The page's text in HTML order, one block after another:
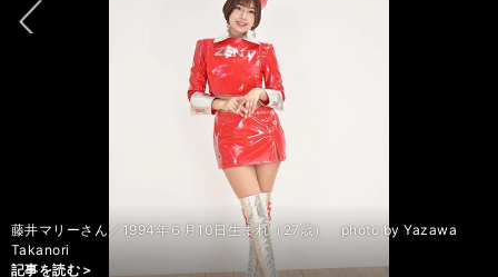
記事を読む＞
記事を読む＞
記事を読む＞
藤井マリーさん／1994年６月10日生まれ（27歳） photo by Yazawa
Takanori
記事を読む＞
記事を読む＞
記事を読む＞